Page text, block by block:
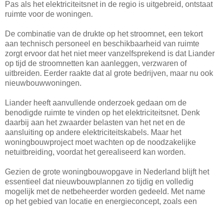
Pas als het elektriciteitsnet in de regio is uitgebreid, ontstaat
ruimte voor de woningen.
De combinatie van de drukte op het stroomnet, een tekort
aan technisch personeel en beschikbaarheid van ruimte
zorgt ervoor dat het niet meer vanzelfsprekend is dat Liander
op tijd de stroomnetten kan aanleggen, verzwaren of
uitbreiden. Eerder raakte dat al grote bedrijven, maar nu ook
nieuwbouwwoningen.
Liander heeft aanvullende onderzoek gedaan om de
benodigde ruimte te vinden op het elektriciteitsnet. Denk
daarbij aan het zwaarder belasten van het net en de
aansluiting op andere elektriciteitskabels. Maar het
woningbouwproject moet wachten op de noodzakelijke
netuitbreiding, voordat het gerealiseerd kan worden.
Gezien de grote woningbouwopgave in Nederland blijft het
essentieel dat nieuwbouwplannen zo tijdig en volledig
mogelijk met de netbeheerder worden gedeeld. Met name
op het gebied van locatie en energieconcept, zoals een